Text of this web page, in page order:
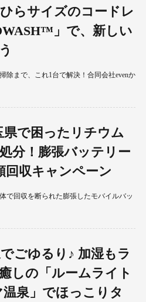
らサイズのコードレ
」で、新しい
除まで、これ1台で解決！合同会社evenか
県で困ったリチウム
分！膨張バッテリー
回収キャンペーン
で回収を断られた膨張したモバイルバッ
ごゆるり♪ 加湿もラ
しの「ルームライト
泉」でほっこりタ